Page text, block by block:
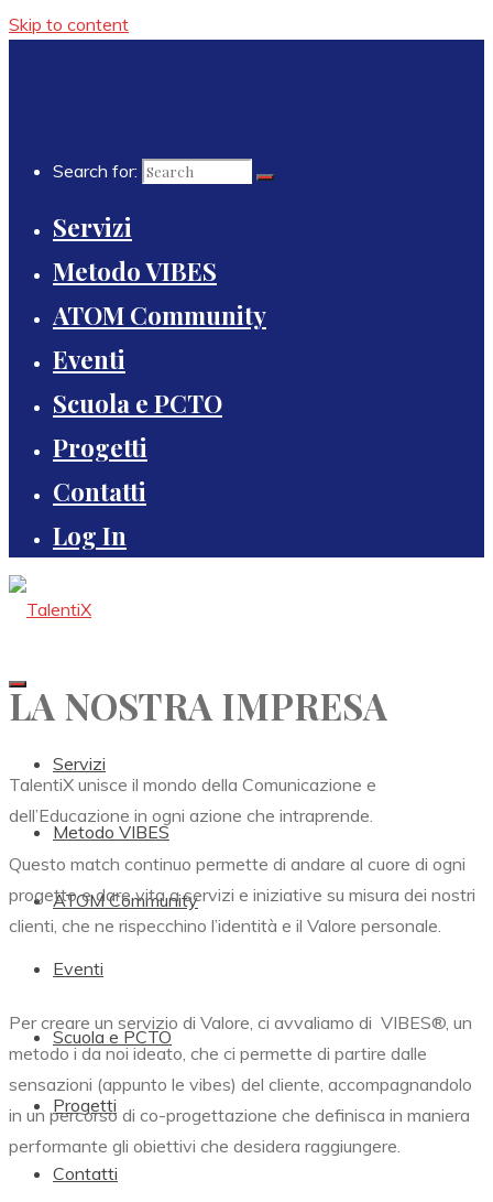
Skip to content
Search for:
Servizi
Metodo VIBES
ATOM Community
Eventi
Scuola e PCTO
Progetti
Contatti
Log In
Servizi
Metodo VIBES
ATOM Community
Eventi
Scuola e PCTO
Progetti
Contatti
LA NOSTRA IMPRESA
TalentiX unisce il mondo della Comunicazione e
dell’Educazione in ogni azione che intraprende.
Questo match continuo permette di andare al cuore di ogni
progetto e dare vita a servizi e iniziative su misura dei nostri
clienti, che ne rispecchino l’identità e il Valore personale.
Per creare un servizio di Valore, ci avvaliamo di VIBES®, un
metodo i da noi ideato, che ci permette di partire dalle
sensazioni (appunto le vibes) del cliente, accompagnandolo
in un percorso di co-progettazione che definisca in maniera
performante gli obiettivi che desidera raggiungere.